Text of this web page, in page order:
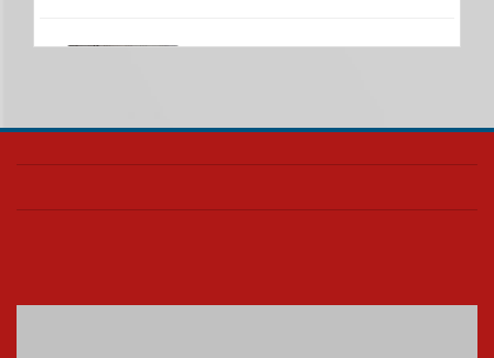
realizará nova edição da Feira